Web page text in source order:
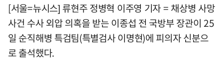
[서울=뉴시스] 류현주 정병혁 이주영 기자 = 채상병 사망
사건 수사 외압 의혹을 받는 이종섭 전 국방부 장관이 25
일 순직해병 특검팀(특별검사 이명현)에 피의자 신분으
로 출석했다.